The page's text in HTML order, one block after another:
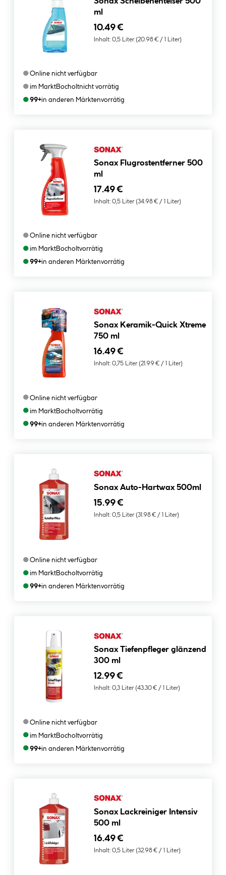
ml
10.49 €
Inhalt: 0,5 Liter (20.98 € / 1 Liter)
●Online nicht verfügbar
●im MarktBocholtnicht vorrätig
●99+in anderen Märktenvorrätig
Sonax Flugrostentferner 500
ml
17.49 €
Inhalt: 0,5 Liter (34.98 € / 1 Liter)
●Online nicht verfügbar
●im MarktBocholtvorrätig
●99+in anderen Märktenvorrätig
Sonax Keramik-Quick Xtreme
750 ml
16.49 €
Inhalt: 0,75 Liter (21.99 € / 1 Liter)
●Online nicht verfügbar
●im MarktBocholtvorrätig
●99+in anderen Märktenvorrätig
Sonax Auto-Hartwax 500ml
15.99 €
Inhalt: 0,5 Liter (31.98 € / 1 Liter)
●Online nicht verfügbar
●im MarktBocholtvorrätig
●99+in anderen Märktenvorrätig
Sonax Tiefenpfleger glänzend
300 ml
12.99 €
Inhalt: 0,3 Liter (43.30 € / 1 Liter)
●Online nicht verfügbar
●im MarktBocholtvorrätig
●99+in anderen Märktenvorrätig
Sonax Lackreiniger Intensiv
500 ml
16.49 €
Inhalt: 0,5 Liter (32.98 € / 1 Liter)